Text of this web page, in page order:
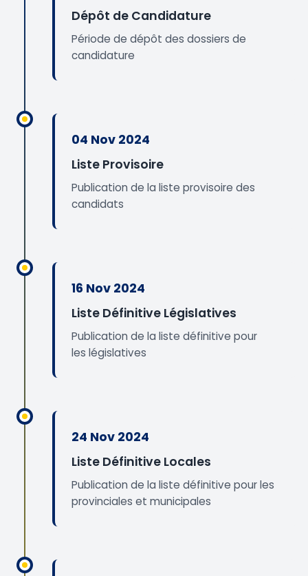
Dépôt de Candidature
Période de dépôt des dossiers de
candidature
04 Nov 2024
Liste Provisoire
Publication de la liste provisoire des
candidats
16 Nov 2024
Liste Définitive Législatives
Publication de la liste définitive pour
les législatives
24 Nov 2024
Liste Définitive Locales
Publication de la liste définitive pour les
provinciales et municipales